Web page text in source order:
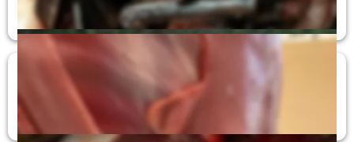
ist untauglich, der Rest aber verwertbar.
Spulwurmbefall beim Schwarzwild
Diagnose: massiver Spulwurmbefall, Milkspots in der
Leber, Organ untauglich, restlicher Tierkörper verwertbar.